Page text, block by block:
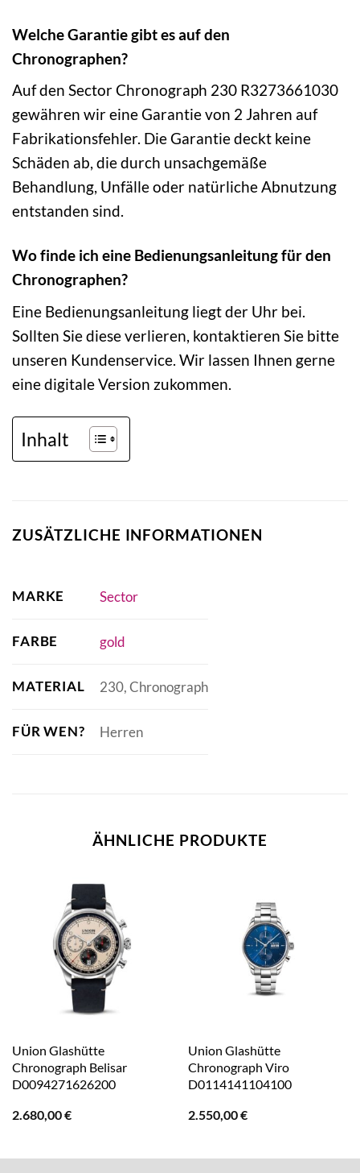
Welche Garantie gibt es auf den
Chronographen?
Auf den Sector Chronograph 230 R3273661030
gewähren wir eine Garantie von 2 Jahren auf
Fabrikationsfehler. Die Garantie deckt keine
Schäden ab, die durch unsachgemäße
Behandlung, Unfälle oder natürliche Abnutzung
entstanden sind.
Wo finde ich eine Bedienungsanleitung für den
Chronographen?
Eine Bedienungsanleitung liegt der Uhr bei.
Sollten Sie diese verlieren, kontaktieren Sie bitte
unseren Kundenservice. Wir lassen Ihnen gerne
eine digitale Version zukommen.
Inhalt
ZUSÄTZLICHE INFORMATIONEN
MARKE Sector
FARBE gold
MATERIAL 230, Chronograph
FÜR WEN? Herren
ÄHNLICHE PRODUKTE
Union Glashütte
Chronograph Belisar
D0094271626200
2.680,00€
Union Glashütte
Chronograph Viro
D0114141104100
2.550,00€